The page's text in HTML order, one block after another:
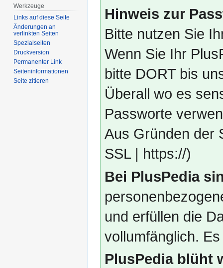
Hinweis zur
Bitte nutzen Sie
Wenn Sie Ihr
bitte DORT bis
Überall wo es
Passworte
Aus Gründen der
SSL | https://)
Bei PlusPedia
und erfüllen die
vollumfänglich.
PlusPedia blüht
Werkzeuge
Links auf diese Seite
Änderungen an
verlinkten Seiten
Spezialseiten
Druckversion
Permanenter Link
Seiten­­informationen
Seite zitieren